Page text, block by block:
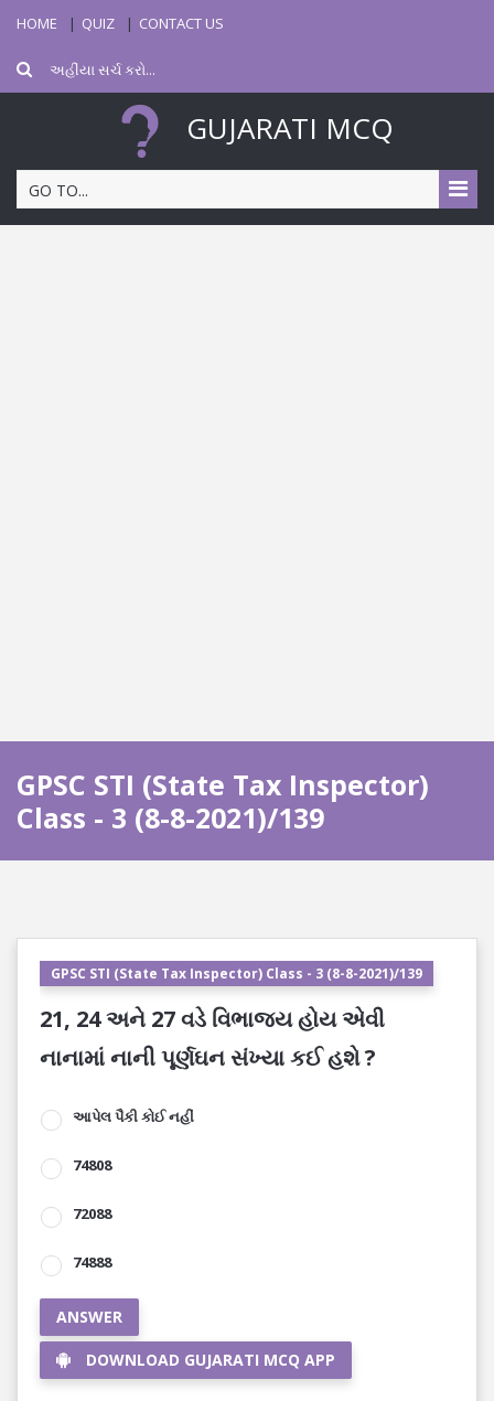
HOME QUIZ CONTACT US
GUJARATI MCQ
GO TO...
GPSC STI (State Tax Inspector)
Class - 3 (8-8-2021)/139
GPSC STI (State Tax Inspector) Class - 3 (8-8-2021)/139
21, 24 અને 27 વડે વિભાજ્ય હોય એવી
નાનામાં નાની પૂર્ણઘન સંખ્યા કઈ હશે ?
આપેલ પૈકી કોઈ નહીં
74808
72088
74888
ANSWER
DOWNLOAD GUJARATI MCQ APP